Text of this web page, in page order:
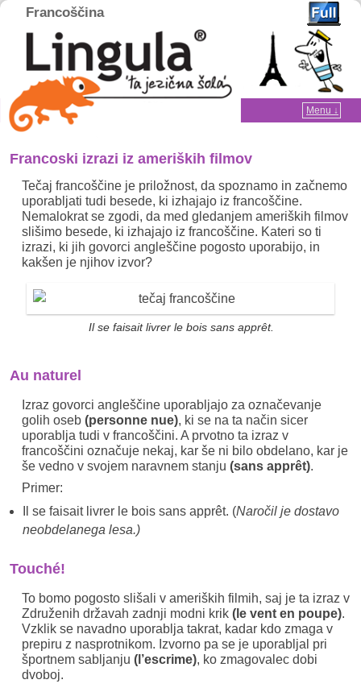
Francoščina
Home
Menu ↓
Skip to primary content
Skip to secondary content
Francoski izrazi iz ameriških filmov
Tečaj francoščine je priložnost, da spoznamo in začnemo
uporabljati tudi besede, ki izhajajo iz francoščine.
Nemalokrat se zgodi, da med gledanjem ameriških filmov
slišimo besede, ki izhajajo iz francoščine. Kateri so ti
izrazi, ki jih govorci angleščine pogosto uporabijo, in
kakšen je njihov izvor?
Il se faisait livrer le bois sans apprêt.
Au naturel
Izraz govorci angleščine uporabljajo za označevanje
golih oseb (personne nue), ki se na ta način sicer
uporablja tudi v francoščini. A prvotno ta izraz v
francoščini označuje nekaj, kar še ni bilo obdelano, kar je
še vedno v svojem naravnem stanju (sans apprêt).
Primer:
Il se faisait livrer le bois sans apprêt. (Naročil je dostavo
neobdelanega lesa.)
Touché!
To bomo pogosto slišali v ameriških filmih, saj je ta izraz v
Združenih državah zadnji modni krik (le vent en poupe).
Vzklik se navadno uporablja takrat, kadar kdo zmaga v
prepiru z nasprotnikom. Izvorno pa se je uporabljal pri
športnem sabljanju (l’escrime), ko zmagovalec dobi
dvoboj.